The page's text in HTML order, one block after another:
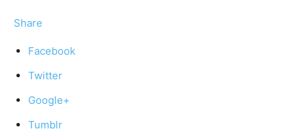
Share
Facebook
Twitter
Google+
Tumblr